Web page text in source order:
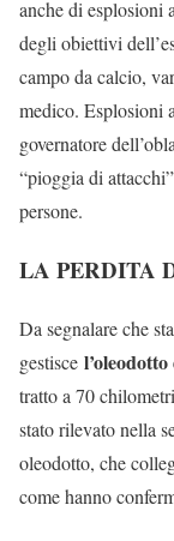
anche di esplosioni
degli obiettivi
campo da calcio,
medico. Esplosioni
governatore
“pioggia di
persone.
LA PERDITA
Da segnalare che
gestisce
tratto a 70
stato rilevato nella
oleodotto, che
come hanno